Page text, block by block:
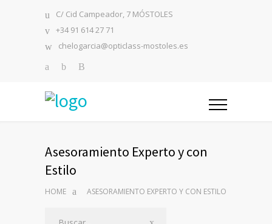
C/ Cid Campeador, 7 MÓSTOLES
+34 91 614 27 71
chelogarcia@opticlass-mostoles.es
Asesoramiento Experto y con
Estilo
HOME ASESORAMIENTO EXPERTO Y CON ESTILO